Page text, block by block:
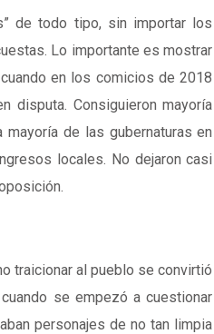
de todo tipo, sin importar los
Lo importante es mostrar
en los comicios de 2018
disputa. Consiguieron mayoría
de las gubernaturas en
locales. No dejaron casi
traicionar al pueblo se convirtió
se empezó a cuestionar
personajes de no tan limpia